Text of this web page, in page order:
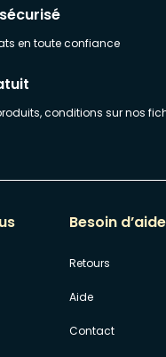
en toute confiance
conditions sur nos
Besoin
Retours
Aide
Contact